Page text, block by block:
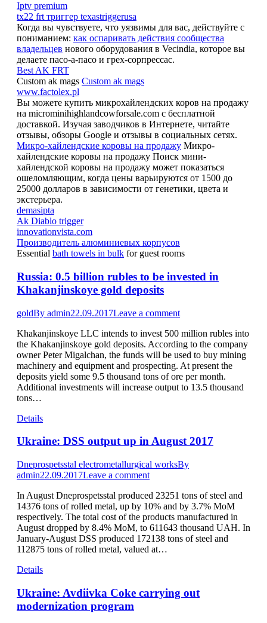
Iptv premium
tx22 frt триггер texastriggerusa
Когда вы чувствуете, что уязвимы для вас, действуйте с
пониманием: как оспаривать действия сообщества
владельцев нового оборудования в Vecindia, которое вы
делаете пасо-а-пасо и грех-сорпрессас.
Best AK FRT
Custom ak mags Custom ak mags
www.factolex.pl
Вы можете купить микрохайлендских коров на продажу
на microminihighlandcowforsale.com с бесплатной
доставкой. Изучая заводчиков в Интернете, читайте
отзывы, обзоры Google и отзывы в социальных сетях.
Микро-хайлендские коровы на продажу Микро-
хайлендские коровы на продажу Поиск мини-
хайлендской коровы на продажу может показаться
ошеломляющим, когда цены варьируются от 1500 до
25000 долларов в зависимости от генетики, цвета и
экстерьера.
demasipta
Ak Diablo trigger
innovationvista.com
Производитель алюминиевых корпусов
Essential bath towels in bulk for guest rooms
Russia: 0.5 billion rubles to be invested in
Khakanjinskoye gold deposits
goldBy admin22.09.2017Leave a comment
Khakanjinskoye LLC intends to invest 500 million rubles into
the Khakanjinskoye gold deposits. According to the company
owner Peter Migalchan, the funds will be used to buy mining
machinery and equipment and prospecting. At present the
deposits yield some 9.5 thousand tons of ore per month.
Additional investments will increase output to 13.5 thousand
tons…
Details
Ukraine: DSS output up in August 2017
Dneprospetsstal electrometallurgical worksBy
admin22.09.2017Leave a comment
In August Dneprospetsstal produced 23251 tons of steel and
14376 tons of rolled metal, up by 10% and by 3.7% MoM
respectively. The total cost of the products manufactured in
August dropped by 8.4% MoM, to 611643 thousand UAH. In
January-August DSS produced 172138 tons of steel and
112875 tons of rolled metal, valued at…
Details
Ukraine: Avdiivka Coke carrying out
modernization program